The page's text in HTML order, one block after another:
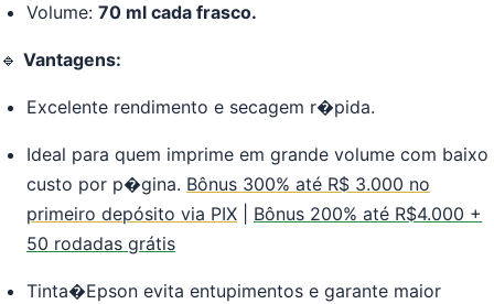
Volume: 70 ml cada frasco.
🔹 Vantagens:
Excelente rendimento e secagem r�pida.
Ideal para quem imprime em grande volume com baixo
custo por p�gina. Bônus 300% até R$ 3.000 no
primeiro depósito via PIX
Bônus 200% até R$4.000 +
50 rodadas grátis
Tinta�Epson evita entupimentos e garante maior